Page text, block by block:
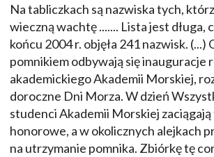
Na tabliczkach są nazwiska tych,
wieczną wachtę ....... Lista jest długa,
końcu 2004 r. objęła 241 nazwisk. (...)
pomnikiem odbywają się inauguracje
akademickiego Akademii Morskiej,
doroczne Dni Morza. W dzień
studenci Akademii Morskiej
honorowe, a w okolicznych alejkach
na utrzymanie pomnika. Zbiórkę tę